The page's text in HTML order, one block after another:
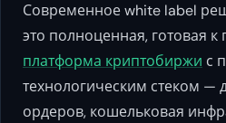
Современное white label
это полноценная, готовая
платформа криптобиржи с
технологическим стеком —
ордеров, кошельковая